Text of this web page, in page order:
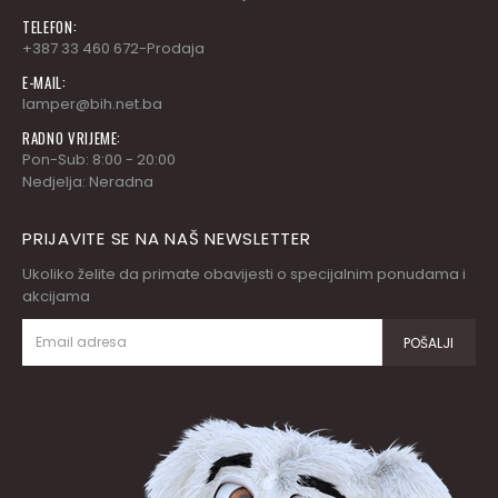
TELEFON:
+387 33 460 672-Prodaja
E-MAIL:
lamper@bih.net.ba
RADNO VRIJEME:
Pon-Sub: 8:00 - 20:00
Nedjelja: Neradna
PRIJAVITE SE NA NAŠ NEWSLETTER
Ukoliko želite da primate obavijesti o specijalnim ponudama i
akcijama